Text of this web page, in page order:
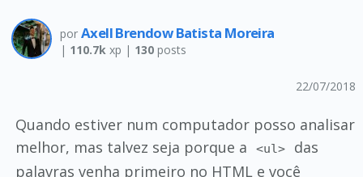
por Axell Brendow Batista Moreira
| 110.7kxp | 130posts
22/07/2018
Quando estiver num computador posso analisar
melhor, mas talvez seja porque a
<ul>
das
palavras venha primeiro no HTML e você